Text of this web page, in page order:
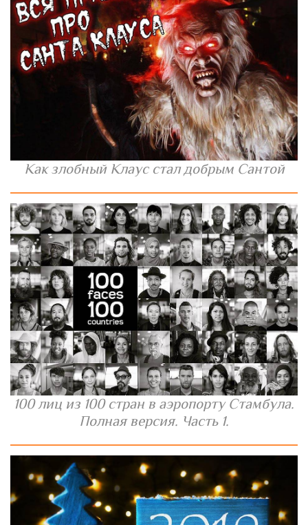
Как злобный Клаус стал добрым Сантой
100 лиц из 100 стран в аэропорту Стамбула.
Полная версия. Часть 1.